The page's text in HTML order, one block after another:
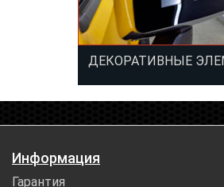
ДЕКОРАТИВНЫЕ
Информация
Гарантия